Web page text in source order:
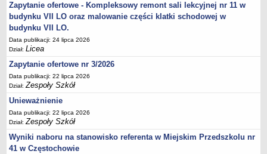
Sprawozdania
Deklaracja dostępności
OŚWIADCZENIA MAJĄTKOWE
PONOWNE WYKORZYSTYWANIE
UDOSTĘPNIANIE INFORMACJI PUBLICZNEJ
OCHRONA DANYCH OSOBOWYCH
Zapytanie ofertowe - Kompleksowy remont sali lekcyjnej nr 11 w
budynku VII LO oraz malowanie części klatki schodowej w
budynku VII LO.
Data publikacji: 24 lipca 2026
Dział:Licea
Zapytanie ofertowe nr 3/2026
Data publikacji: 22 lipca 2026
Dział:Zespoły Szkół
Unieważnienie
Data publikacji: 22 lipca 2026
Dział:Zespoły Szkół
Wyniki naboru na stanowisko referenta w Miejskim Przedszkolu nr
41 w Częstochowie